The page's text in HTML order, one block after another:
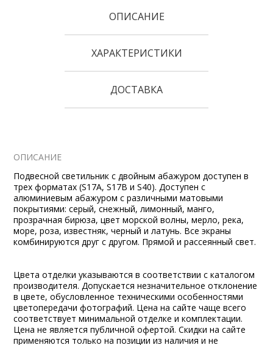
ОПИСАНИЕ
ХАРАКТЕРИСТИКИ
ДОСТАВКА
ОПИСАНИЕ
Подвесной светильник с двойным абажуром доступен в
трех форматах (S17A, S17B и S40). Доступен с
алюминиевым абажуром с различными матовыми
покрытиями: серый, снежный, лимонный, манго,
прозрачная бирюза, цвет морской волны, мерло, река,
море, роза, известняк, черный и латунь. Все экраны
комбинируются друг с другом. Прямой и рассеянный свет.
Цвета отделки указываются в соответствии с каталогом
производителя. Допускается незначительное отклонение
в цвете, обусловленное техническими особенностями
цветопередачи фотографий. Цена на сайте чаще всего
соответствует минимальной отделке и комплектации.
Цена не является публичной офертой. Скидки на сайте
применяются только на позиции из наличия и не